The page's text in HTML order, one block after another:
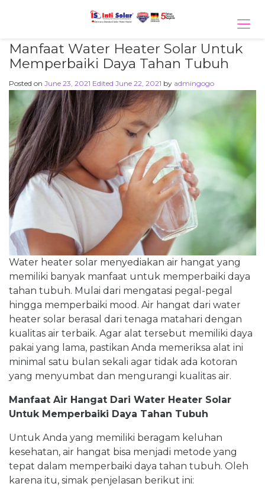
Manfaat Water Heater Solar Untuk
Memperbaiki Daya Tahan Tubuh
Posted on June 23, 2021 Edited June 22, 2021 by admingogo
Water heater solar menyediakan air hangat yang
memiliki banyak manfaat untuk memperbaiki daya
tahan tubuh. Mulai dari mengatasi pegal-pegal
hingga memperbaiki mood. Air hangat dari water
heater solar berasal dari tenaga matahari dengan
kualitas air terbaik. Agar alat tersebut memiliki daya
pakai yang lama, pastikan Anda memeriksa alat ini
minimal satu bulan sekali agar tidak ada kotoran
yang menyumbat dan mengurangi kualitas air.
Manfaat Air Hangat Dari Water Heater Solar
Untuk Memperbaiki Daya Tahan Tubuh
Untuk Anda yang memiliki beragam keluhan
kesehatan, air hangat bisa menjadi metode yang
tepat dalam memperbaiki daya tahan tubuh. Oleh
karena itu, simak penjelasan berikut ini: